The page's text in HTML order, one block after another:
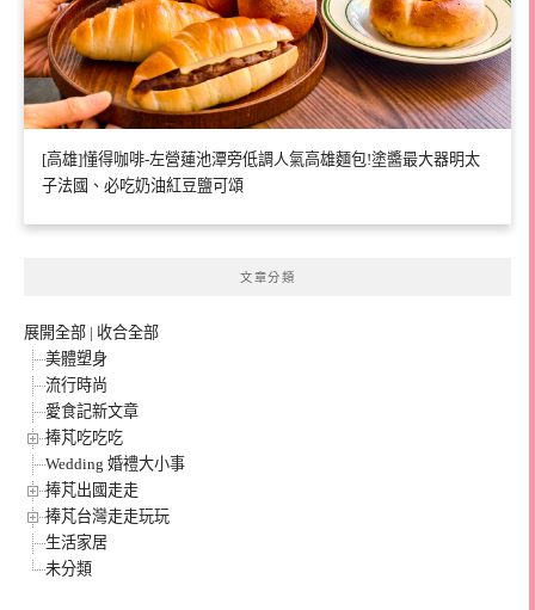
[高雄]懂得咖啡-左營蓮池潭旁低調人氣高雄麵包!塗醬最大器明太
子法國、必吃奶油紅豆鹽可頌
文章分類
展開全部 | 收合全部
美體塑身
流行時尚
愛食記新文章
捧芃吃吃吃
Wedding 婚禮大小事
捧芃出國走走
捧芃台灣走走玩玩
生活家居
未分類